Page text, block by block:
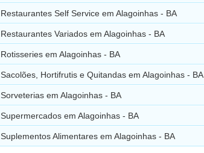
Restaurantes Self Service em Alagoinhas - BA
Restaurantes Variados em Alagoinhas - BA
Rotisseries em Alagoinhas - BA
Sacolões, Hortifrutis e Quitandas em Alagoinhas - BA
Sorveterias em Alagoinhas - BA
Supermercados em Alagoinhas - BA
Suplementos Alimentares em Alagoinhas - BA